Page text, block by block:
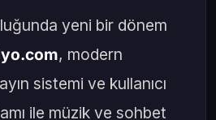
yeni bir dönem
, modern
sistemi ve kullanıcı
ile müzik ve sohbet